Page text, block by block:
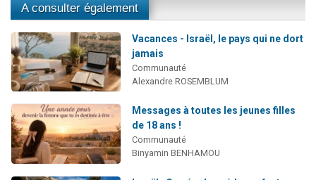
A consulter également
Vacances - Israël, le pays qui ne dort
jamais
Communauté
Alexandre ROSEMBLUM
Messages à toutes les jeunes filles
de 18 ans !
Communauté
Binyamin BENHAMOU